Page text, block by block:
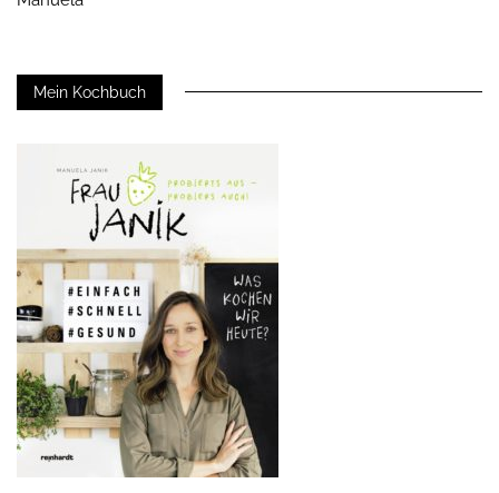
Mein Kochbuch